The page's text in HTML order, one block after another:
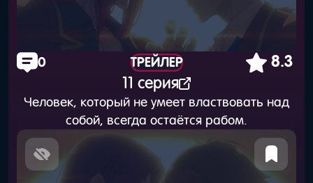
0 ТРЕЙЛЕР 8.3
11 серия
Человек, который не умеет властвовать над
собой, всегда остаётся рабом.